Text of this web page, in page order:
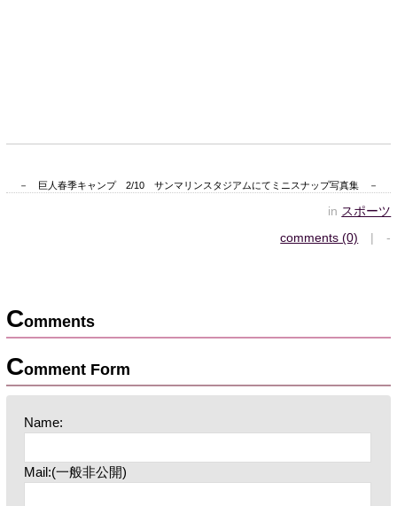
－ 巨人春季キャンプ 2/10 サンマリンスタジアムにてミニスナップ写真集 －
in スポーツ
comments (0) | -
Comments
Comment Form
Name:
Mail:(一般非公開)